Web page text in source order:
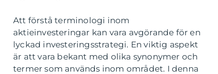
Att förstå terminologi inom
aktieinvesteringar kan vara avgörande för en
lyckad investeringsstrategi. En viktig aspekt
är att vara bekant med olika synonymer och
termer som används inom området. I denna